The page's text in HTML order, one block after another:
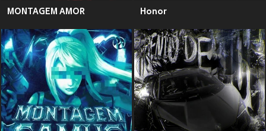
MONTAGEM AMOR Honor